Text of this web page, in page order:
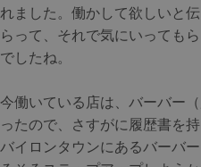
れました。働かして欲しいと
らって、それで気にいっても
でしたね。
今働いている店は、バーバー
ったので、さすがに履歴書を
バイロンタウンにあるバーバ